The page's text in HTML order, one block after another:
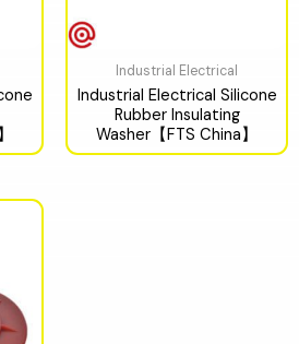
Industrial Electrical
Industrial Electrical Silicone
Rubber Insulating
Washer【FTS China】